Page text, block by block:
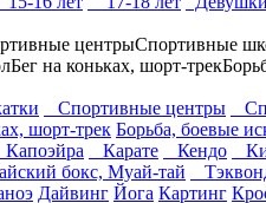
центрыСпортивные
Бег на коньках, шорт-трек
Спортивные центры
шорт-трек Борьба, боевые
Капоэйра Карате Кендо
бокс, Муай-тай
Дайвинг Йога Картинг